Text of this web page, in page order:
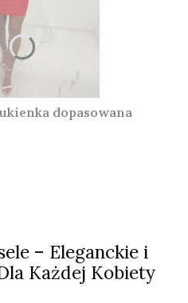
dopasowana
– Eleganckie i
Każdej Kobiety